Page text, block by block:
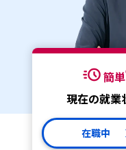
簡単
現在の就業
在職中